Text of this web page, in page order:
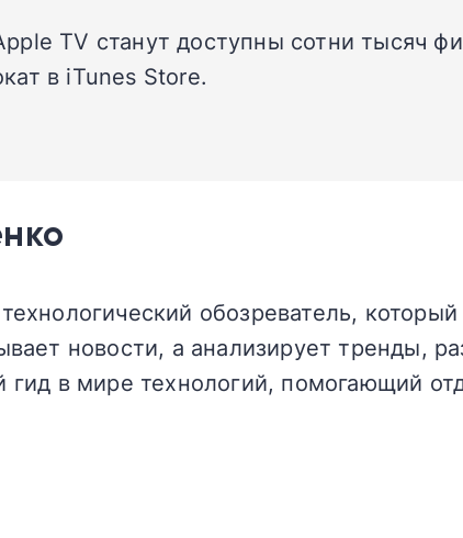
TV станут доступны сотни тысяч
в iTunes Store.
обозреватель,
новости, а анализирует тренды,
в мире технологий, помогающий